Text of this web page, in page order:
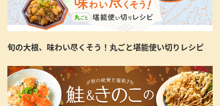
旬の大根、味わい尽くそう！丸ごと堪能使い切りレシピ